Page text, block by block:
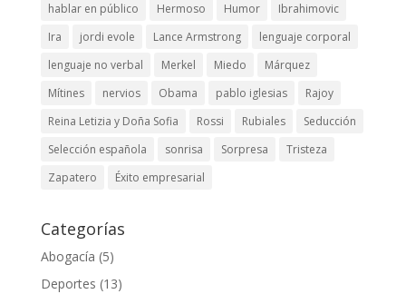
hablar en público
Hermoso Humor
Ibrahimovic
Ira
jordi evole Lance Armstrong
lenguaje corporal
lenguaje no verbal
Merkel Miedo
Márquez
Mítines
nervios Obama pablo iglesias
Rajoy
Reina Letizia y Doña Sofia
Rossi Rubiales
Seducción
Selección española
sonrisa Sorpresa
Tristeza
Zapatero
Éxito empresarial
Categorías
Abogacía (5)
Deportes (13)